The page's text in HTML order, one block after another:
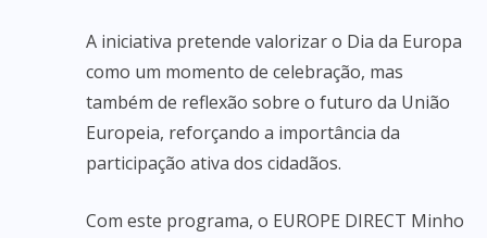
A iniciativa pretende valorizar o Dia da Europa
como um momento de celebração, mas
também de reflexão sobre o futuro da União
Europeia, reforçando a importância da
participação ativa dos cidadãos.
Com este programa, o EUROPE DIRECT Minho